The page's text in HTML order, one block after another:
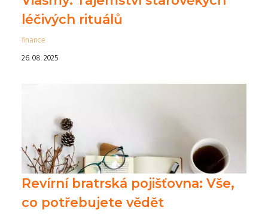
léčivých rituálů
finance
26. 08. 2025
Revírní bratrská pojišťovna: Vše,
co potřebujete vědět